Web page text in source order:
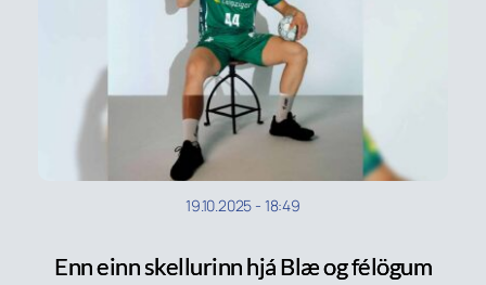
19.10.2025 - 18:49
Enn einn skellurinn hjá Blæ og félögum